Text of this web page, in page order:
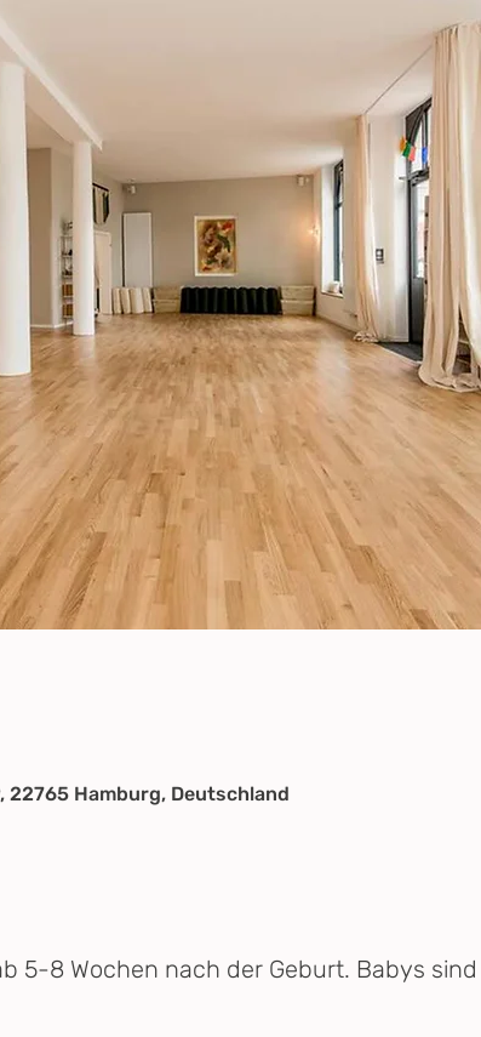
22765 Hamburg, Deutschland
5-8 Wochen nach der Geburt. Babys